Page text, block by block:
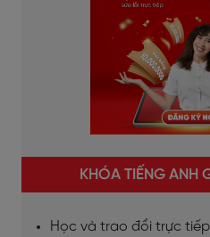
KHÓA TIẾNG ANH
Học và trao đổi trực tiếp